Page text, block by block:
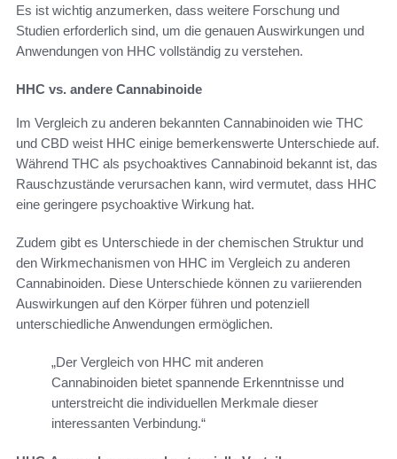
Es ist wichtig anzumerken, dass weitere Forschung und
Studien erforderlich sind, um die genauen Auswirkungen und
Anwendungen von HHC vollständig zu verstehen.
HHC vs. andere Cannabinoide
Im Vergleich zu anderen bekannten Cannabinoiden wie THC
und CBD weist HHC einige bemerkenswerte Unterschiede auf.
Während THC als psychoaktives Cannabinoid bekannt ist, das
Rauschzustände verursachen kann, wird vermutet, dass HHC
eine geringere psychoaktive Wirkung hat.
Zudem gibt es Unterschiede in der chemischen Struktur und
den Wirkmechanismen von HHC im Vergleich zu anderen
Cannabinoiden. Diese Unterschiede können zu variierenden
Auswirkungen auf den Körper führen und potenziell
unterschiedliche Anwendungen ermöglichen.
„Der Vergleich von HHC mit anderen
Cannabinoiden bietet spannende Erkenntnisse und
unterstreicht die individuellen Merkmale dieser
interessanten Verbindung.“